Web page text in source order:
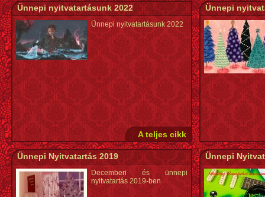
Ünnepi nyitvatartásunk 2022
Ünnepi nyitvatartásunk 2022
A teljes cikk
Ünnepi
Ünnepi Nyitvatartás 2019
Decemberi és ünnepi
nyitvatartás 2019-ben
Ünnepi